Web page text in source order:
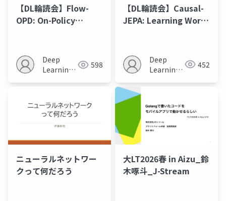
【DL輪読会】Flow-
OPD: On-Policy
Deep
Learning
598
【DL輪読会】Causal-
JEPA: Learning World
Interventions
Deep
Learning
452
ニューラルネットワー
クって何だろう
大LT2026春 in Aizu_鈴
木啄斗_J-Stream